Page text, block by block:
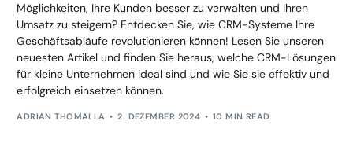
Möglichkeiten, Ihre Kunden besser zu verwalten und Ihren
Umsatz zu steigern? Entdecken Sie, wie CRM-Systeme Ihre
Geschäftsabläufe revolutionieren können! Lesen Sie unseren
neuesten Artikel und finden Sie heraus, welche CRM-Lösungen
für kleine Unternehmen ideal sind und wie Sie sie effektiv und
erfolgreich einsetzen können.
ADRIAN THOMALLA 2. DEZEMBER 2024 10 MIN READ